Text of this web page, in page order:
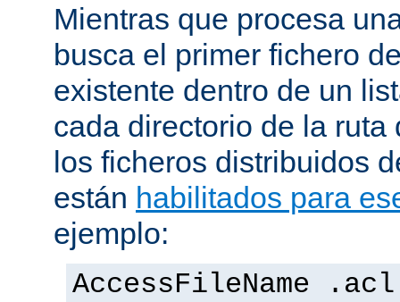
Mientras que procesa
busca el primer fichero
existente dentro de un
cada directorio de la ruta
los ficheros distribuidos
están habilitados para
ejemplo:
AccessFileName .acl